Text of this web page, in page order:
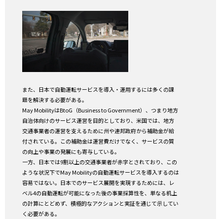
また、日本で自動運転サービスを導入・運用するには多くの課
題を解決する必要がある。
May MobilityはBtoG（Business to Government）、つまり地方
自治体向けのサービス運営を目的としており、米国では、地方
交通事業者の運営を支えるために州や連邦政府から補助金が給
付されている。この補助金は運営費だけでなく、サービスの質
の向上や事業の発展にも寄与している。
一方、日本では9割以上の交通事業者が赤字とされており、この
ような状況下でMay Mobilityの自動運転サービスを導入するのは
容易ではない。日本でのサービス展開を実現するためには、レ
ベル4の自動運転が可能になった後の事業採算性を、単なる机上
の計算にとどめず、積極的なアクションと実証を通じて示してい
く必要がある。